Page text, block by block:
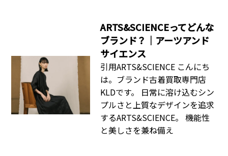
ARTS&SCIENCEってどんな
ブランド？｜アーツアンド
サイエンス
引用ARTS&SCIENCE こんにち
は。ブランド古着買取専門店
KLDです。 日常に溶け込むシン
プルさと上質なデザインを追求
するARTS&SCIENCE。 機能性
と美しさを兼ね備え